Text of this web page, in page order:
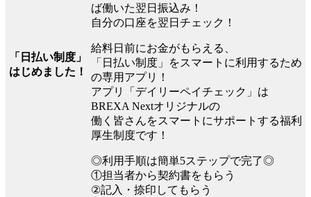
「日払い制度」
はじめました！
ば働いた翌日振込み！
自分の口座を翌日チェック！
給料日前にお金がもらえる、
「日払い制度」をスマートに利用するため
の専用アプリ！
アプリ「デイリーペイチェック」は
BREXA Nextオリジナルの
働く皆さんをスマートにサポートする福利
厚生制度です！
◎利用手順は簡単5ステップで完了◎
①担当者から契約書をもらう
②記入・捺印してもらう